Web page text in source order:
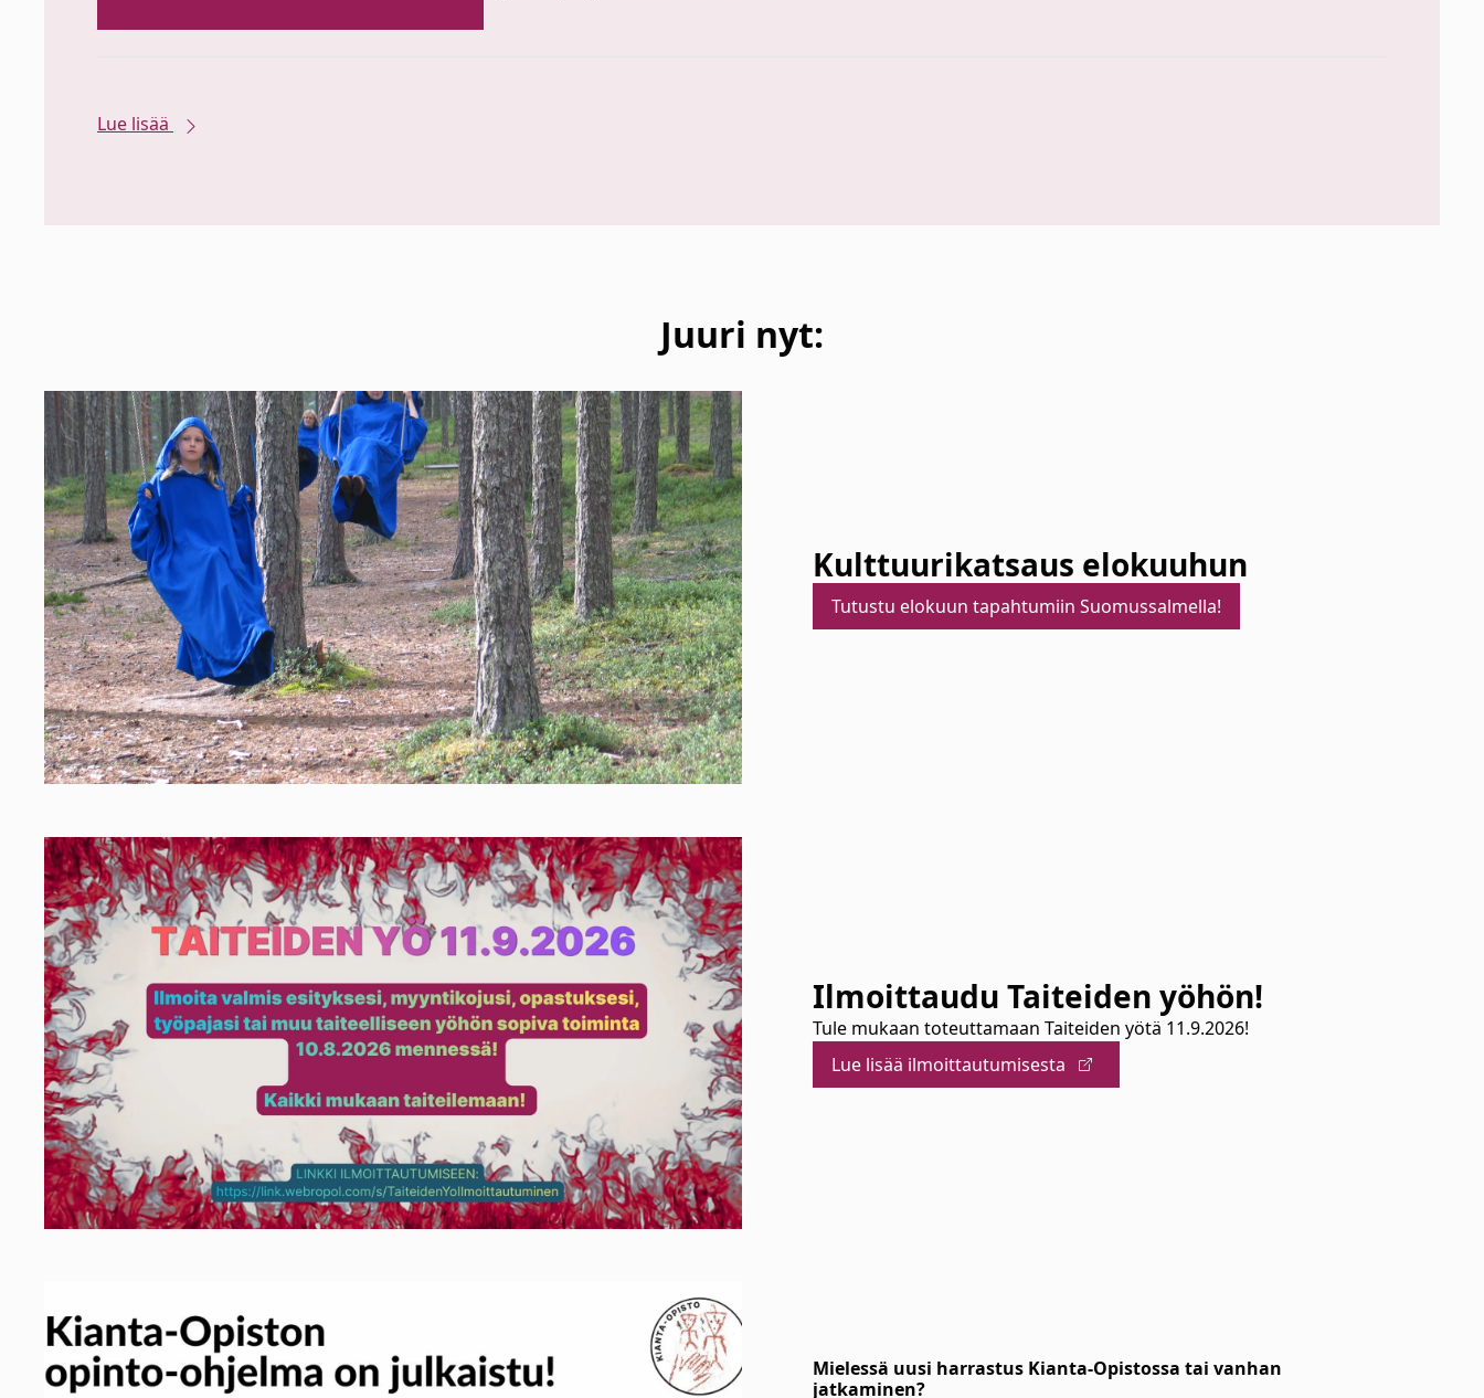
Lue lisää
Juuri nyt:
Kulttuurikatsaus elokuuhun
Tutustu elokuun tapahtumiin Suomussalmella!
Ilmoittaudu Taiteiden yöhön!
Tule mukaan toteuttamaan Taiteiden yötä 11.9.2026!
Lue lisää ilmoittautumisesta
Mielessä uusi harrastus Kianta-Opistossa tai vanhan
jatkaminen?